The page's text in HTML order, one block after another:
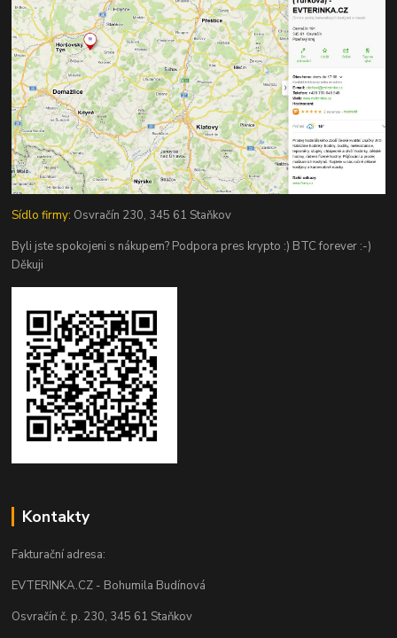
Sídlo firmy: Osvračín 230, 345 61 Staňkov
Byli jste spokojeni s nákupem? Podpora pres krypto :) BTC forever :-)
Děkuji
Kontakty
Fakturační adresa:
EVTERINKA.CZ - Bohumila Budínová
Osvračín č. p. 230, 345 61 Staňkov